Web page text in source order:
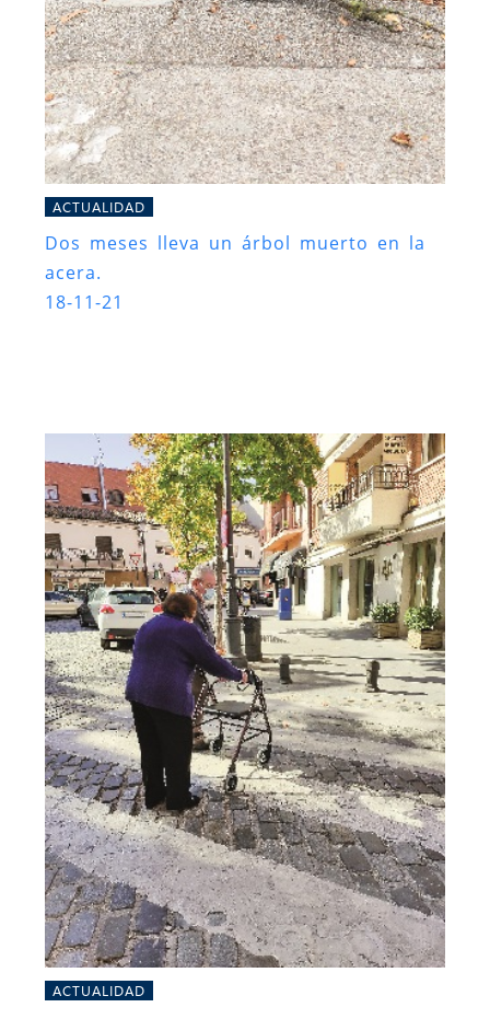
ACTUALIDAD
Dos meses lleva un árbol muerto en la
acera.
18-11-21
ACTUALIDAD